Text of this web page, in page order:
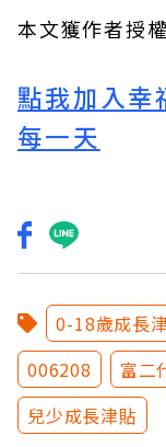
本文獲作者授
點我加入幸
每一天
0-18歲成長
006208
富二
兒少成長津貼